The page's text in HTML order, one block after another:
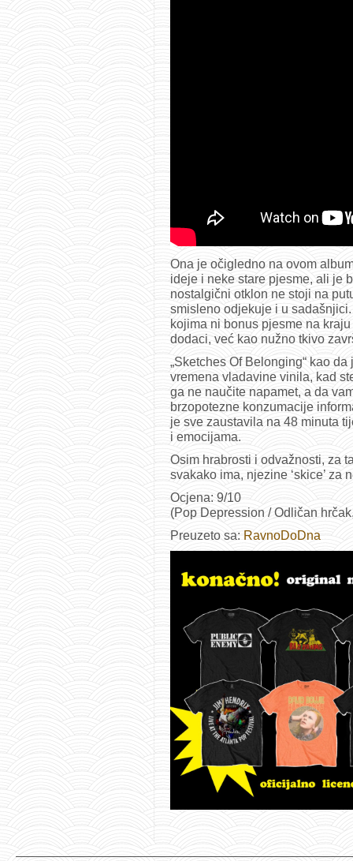
Ona je očigledno na ovom
ideje i neke stare pjesme, ali je
nostalgični otklon ne stoji na
smisleno odjekuje i u
kojima ni bonus pjesme na kraju
dodaci, već kao nužno tkivo
„Sketches Of Belonging“ kao
vremena vladavine vinila, kad
ga ne naučite napamet, a da
brzopotezne konzumacije
je sve zaustavila na 48 minuta
i emocijama.
Osim hrabrosti i odvažnosti, za
svakako ima, njezine ‘skice’ za
Ocjena: 9/10
(Pop Depression / Odličan
Preuzeto sa: RavnoDoDna